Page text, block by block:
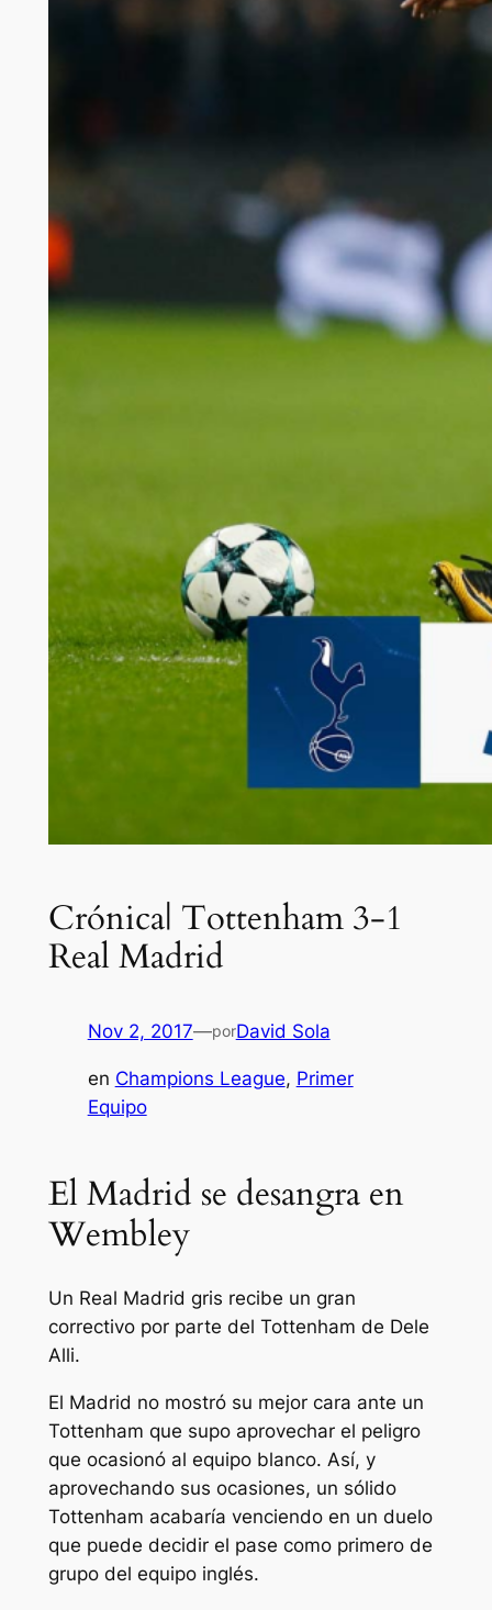
Crónica| Tottenham 3-1
Real Madrid
Nov 2, 2017—porDavid Sola
en Champions League, Primer
Equipo
El Madrid se desangra en
Wembley
Un Real Madrid gris recibe un gran
correctivo por parte del Tottenham de Dele
Alli.
El Madrid no mostró su mejor cara ante un
Tottenham que supo aprovechar el peligro
que ocasionó al equipo blanco. Así, y
aprovechando sus ocasiones, un sólido
Tottenham acabaría venciendo en un duelo
que puede decidir el pase como primero de
grupo del equipo inglés.